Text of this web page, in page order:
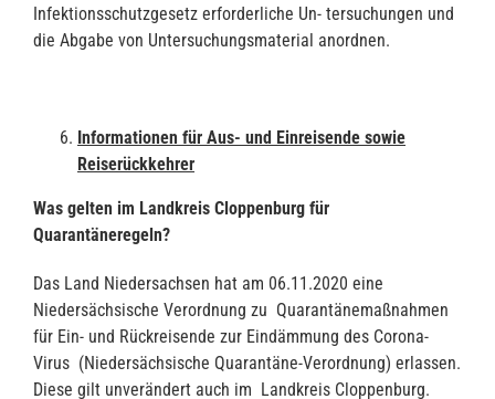
Infektionsschutzgesetz erforderliche Un- tersuchungen und
die Abgabe von Untersuchungsmaterial anordnen.
Informationen für Aus- und Einreisende sowie
Reiserückkehrer
Was gelten im Landkreis Cloppenburg für
Quarantäneregeln?
Das Land Niedersachsen hat am 06.11.2020 eine
Niedersächsische Verordnung zu Quarantänemaßnahmen
für Ein- und Rückreisende zur Eindämmung des Corona-
Virus (Niedersächsische Quarantäne-Verordnung) erlassen.
Diese gilt unverändert auch im Landkreis Cloppenburg.